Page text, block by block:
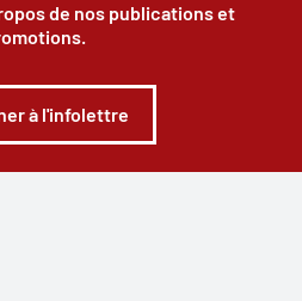
de nos publications et
à l'infolettre